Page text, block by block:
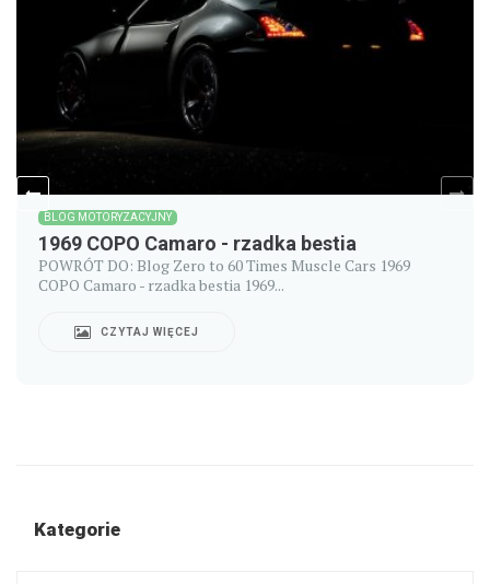
BLOG MOTORYZACYJNY
1969 COPO Camaro - rzadka bestia
POWRÓT DO: Blog Zero to 60 Times Muscle Cars 1969
COPO Camaro - rzadka bestia 1969...
CZYTAJ WIĘCEJ
Kategorie